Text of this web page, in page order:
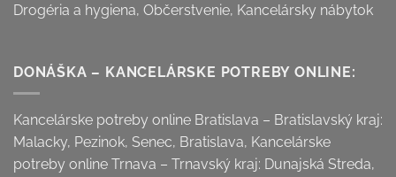
Drogéria a hygiena, Občerstvenie, Kancelársky nábytok
DONÁŠKA – KANCELÁRSKE POTREBY ONLINE:
Kancelárske potreby online Bratislava – Bratislavský kraj:
Malacky, Pezinok, Senec, Bratislava, Kancelárske
potreby online Trnava – Trnavský kraj: Dunajská Streda,